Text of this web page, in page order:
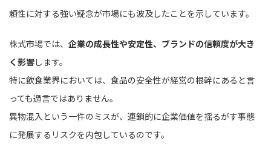
頼性に対する強い疑念が市場にも波及したことを示しています。
株式市場では、 企業の成長性や安定性、ブランドの信頼度が大き
く影響します。
特に飲食業界においては、食品の安全性が経営の根幹にあると言
っても過言ではありません。
異物混入という一件のミスが、連鎖的に企業価値を揺るがす事態
に発展するリスクを内包しているのです。